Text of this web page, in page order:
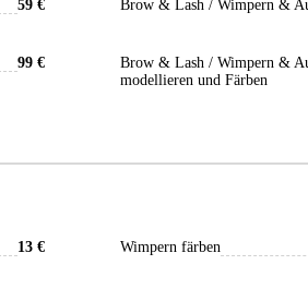
59 € Brow & Lash / Wimpern &
99 €
Brow & Lash / Wimpern &
modellieren und Färben
13 € Wimpern färben